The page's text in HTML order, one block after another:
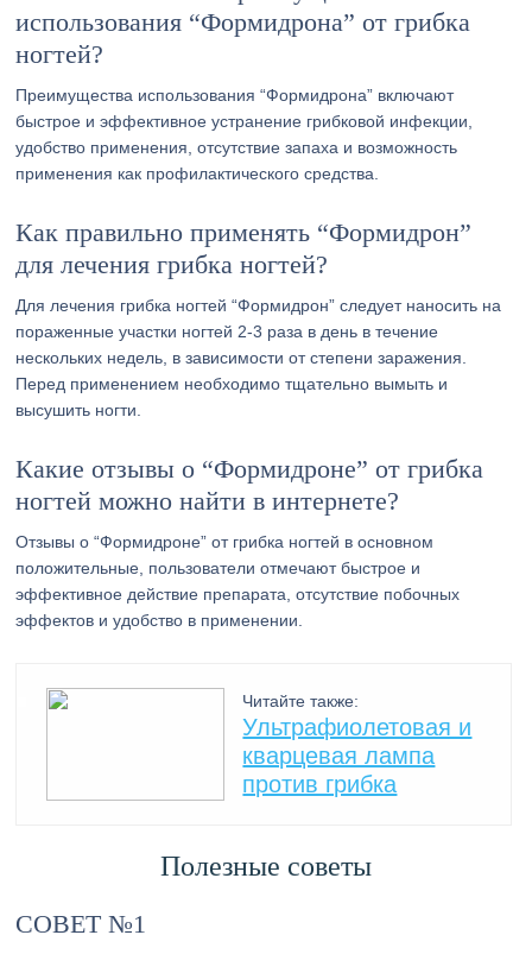
использования “Формидрона” от грибка
ногтей?
Преимущества использования “Формидрона” включают
быстрое и эффективное устранение грибковой инфекции,
удобство применения, отсутствие запаха и возможность
применения как профилактического средства.
Как правильно применять “Формидрон”
для лечения грибка ногтей?
Для лечения грибка ногтей “Формидрон” следует наносить на
пораженные участки ногтей 2-3 раза в день в течение
нескольких недель, в зависимости от степени заражения.
Перед применением необходимо тщательно вымыть и
высушить ногти.
Какие отзывы о “Формидроне” от грибка
ногтей можно найти в интернете?
Отзывы о “Формидроне” от грибка ногтей в основном
положительные, пользователи отмечают быстрое и
эффективное действие препарата, отсутствие побочных
эффектов и удобство в применении.
Читайте также:
Ультрафиолетовая и
кварцевая лампа
против грибка
Полезные советы
СОВЕТ №1